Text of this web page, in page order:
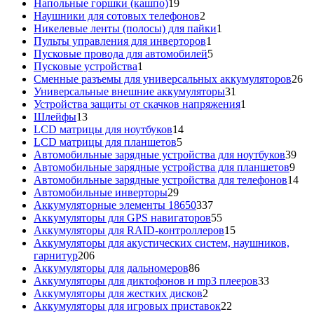
товар
Напольные горшки (кашпо)1919
товаров
Наушники для сотовых телефонов2
товара
Никелевые ленты (полосы) для пайки1
Пульты управления для инверторов1
товар
Пусковые провода для автомобилей55
Пусковые устройства1
товар
Сменные разъемы для универсальных аккумуляторов2626
Универсальные внешние аккумуляторы31
товар
Устройства защиты от скачков напряжения1
Шлейфы1313
товаров
LCD матрицы для ноутбуков1414
LCD матрицы для планшетов55
товаров
Автомобильные зарядные устройства для ноутбуков3939
Автомобильные зарядные устройства для планшетов99
Автомобильные зарядные устройства для телефонов1414
Автомобильные инверторы2929
товаров
Аккумуляторные элементы 18650337337
товаров
Аккумуляторы для GPS навигаторов5555
товаров
Аккумуляторы для RAID-контроллеров1515
товаров
Аккумуляторы для акустических систем, наушников,
гарнитур206206
товаров
Аккумуляторы для дальномеров8686
товаров
Аккумуляторы для диктофонов и mp3 плееров3333
Аккумуляторы для жестких дисков2
товара
Аккумуляторы для игровых приставок22